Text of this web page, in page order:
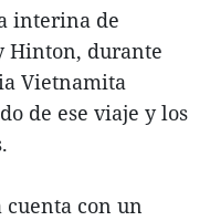
interina de
Hinton, durante
Vietnamita
de ese viaje y los
cuenta con un